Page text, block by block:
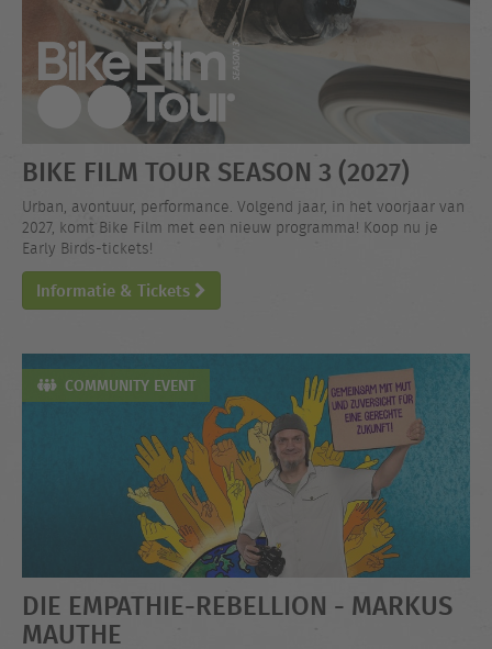
BIKE FILM TOUR SEASON 3 (2027)
Urban, avontuur, performance. Volgend jaar, in het voorjaar van
2027, komt Bike Film met een nieuw programma! Koop nu je
Early Birds-tickets!
Informatie & Tickets
COMMUNITY EVENT
DIE EMPATHIE-REBELLION - MARKUS
MAUTHE